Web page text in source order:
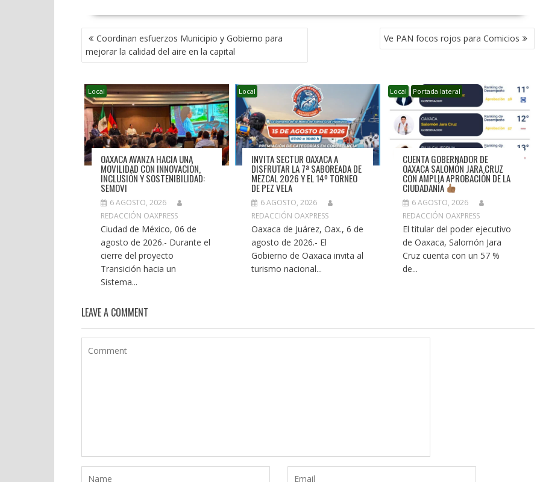
NAVEGACIÓN
DE
ENTRADAS
Coordinan esfuerzos Municipio y Gobierno para
mejorar la calidad del aire en la capital
Ve PAN focos rojos para Comicios
Local
OAXACA AVANZA HACIA UNA
MOVILIDAD CON INNOVACIÓN,
INCLUSIÓN Y SOSTENIBILIDAD:
SEMOVI
6 AGOSTO, 2026
REDACCIÓN OAXPRESS
Ciudad de México, 06 de
agosto de 2026.- Durante el
cierre del proyecto
Transición hacia un
Sistema...
Local
INVITA SECTUR OAXACA A
DISFRUTAR LA 7ª SABOREADA DE
MEZCAL 2026 Y EL 14º TORNEO
DE PEZ VELA
6 AGOSTO, 2026
REDACCIÓN OAXPRESS
Oaxaca de Juárez, Oax., 6 de
agosto de 2026.- El
Gobierno de Oaxaca invita al
turismo nacional...
Local Portada lateral
CUENTA GOBERNADOR DE
OAXACA SALOMÓN JARA CRUZ
CON AMPLIA APROBACIÓN DE LA
CIUDADANÍA
6 AGOSTO, 2026
REDACCIÓN OAXPRESS
El titular del poder ejecutivo
de Oaxaca, Salomón Jara
Cruz cuenta con un 57 %
de...
LEAVE A COMMENT